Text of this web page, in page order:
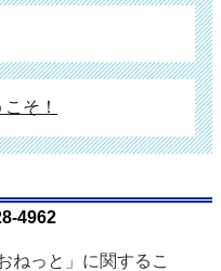
そ！
4962
ねっと」に関するこ